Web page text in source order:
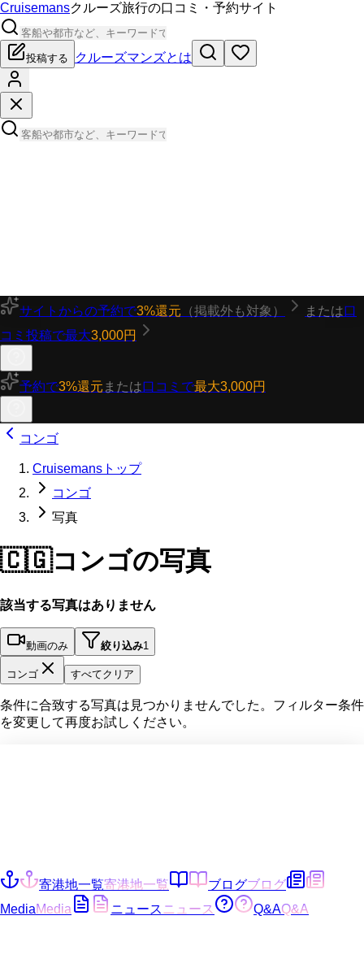
Cruisemansクルーズ旅行の口コミ・予約サイト
投稿する クルーズマンズとは
サイトからの予約で3%還元 （掲載外も対象） または口
コミ投稿で最大3,000円
予約で3%還元 または口コミで最大3,000円
コンゴ
Cruisemansトップ
コンゴ
写真
🇨🇬コンゴの写真
該当する写真はありません
動画のみ 絞り込み1
コンゴ すべてクリア
条件に合致する写真は見つかりませんでした。フィルター条件
を変更して再度お試しください。
寄港地一覧寄港地一覧 ブログブログ
MediaMedia ニュース ニュース Q&AQ&A